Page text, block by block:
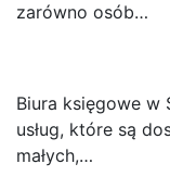
zarówno osób…
Biura księgowe w
usług, które są
małych,…